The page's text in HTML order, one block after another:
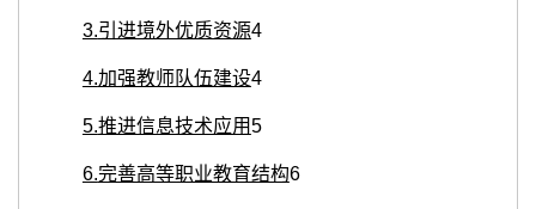
3.引进境外优质资源4
4.加强教师队伍建设4
5.推进信息技术应用5
6.完善高等职业教育结构6